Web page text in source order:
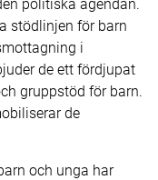
politiska agendan.
stödlinjen för barn
i
de ett fördjupat
gruppstöd för barn.
de
och unga har